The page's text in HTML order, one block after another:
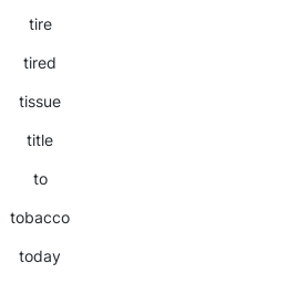
tire
tired
tissue
title
to
tobacco
today